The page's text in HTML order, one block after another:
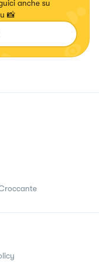
anche su
📸